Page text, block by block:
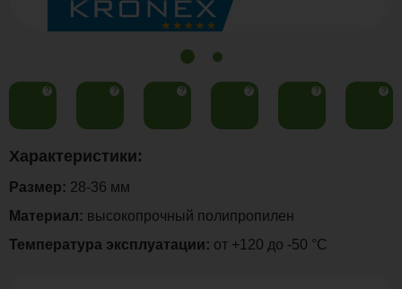
? ? ? ? ? ?
Характеристики:
Размер: 28-36 мм
Материал: высокопрочный полипропилен
Температура эксплуатации: от +120 до -50 °С